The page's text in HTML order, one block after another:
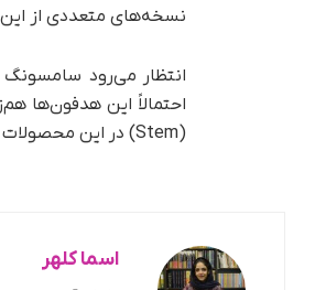
نسخه‌های متعددی از
(Stem) در این محصولات حفظ می‌شود؛ اما ویژگی‌های صوتی در مقایسه با نسل‌های قبل ارتقا پیدا خواهند کرد.
اسما کلهر